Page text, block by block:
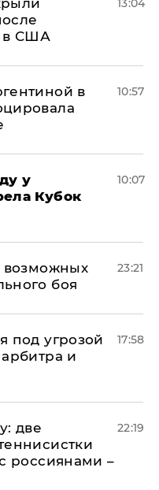
в США
13:04
в
10:57
у
Кубок
10:07
возможных
боя
23:21
под угрозой
и
17:58
две
россиянами –
22:19